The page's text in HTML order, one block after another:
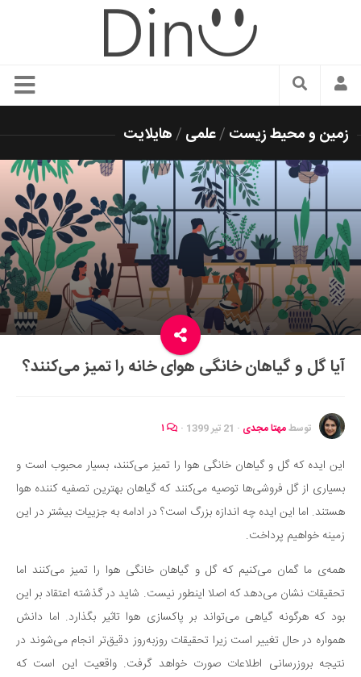
زیبایی و آرایش
شیک پوشی
دکوراسیون و چیدمان
غذا
رستوران گردی
آشپزی
سفر و گردشگری
ایران گردی
رابطه، عشق و ازدواج
سلامت
تغذیه سالم
بهداشت
بیماری و درمان
کودک و مادر
ورزش و تندرستی
روانشناسی
مراکز پزشکی و دارویی
زمین و محیط زیست /علمی /هایلایت
آیا گل و گیاهان خانگی هوای خانه را تمیز می‌کنند؟
توسطمهتا مجدی · 21 تیر 1399 ·
این ایده که گل و گیاهان خانگی هوا را تمیز می‌کنند، بسیار محبوب است و
بسیاری از گل فروشی‌ها توصیه می‌کنند که گیاهان بهترین تصفیه کننده هوا
هستند. اما این ایده چه اندازه بزرگ است؟ در ادامه به جزییات بیشتر در این
زمینه خواهیم پرداخت.
همه‌ی ما گمان می‌‌کنیم که گل و گیاهان خانگی هوا را تمیز می‌کنند اما
تحقیقات نشان می‌دهد که اصلا اینطور نیست. شاید در گذشته اعتقاد بر این
بود که هرگونه گیاهی می‌تواند بر پاکسازی هوا تاثیر بگذارد. اما دانش
همواره در حال تغییر است زیرا تحقیقات روزبه‌روز دقیق‌تر انجام می‌شوند در
نتیجه بروزرسانی اطلاعات صورت خواهد گرفت. واقعیت این است که